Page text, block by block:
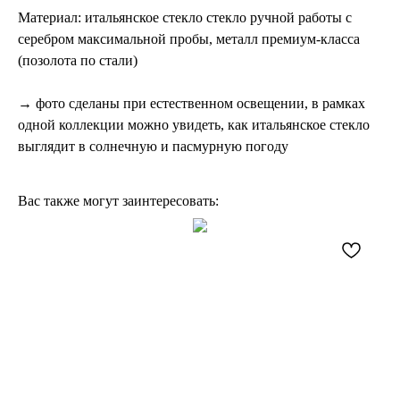
Материал: ​итальянское стекло стекло ручной работы с
серебром максимальной пробы, металл премиум-класса
(позолота по стали)
→ фото сделаны при естественном освещении, в рамках
одной коллекции можно увидеть, как итальянское стекло
выглядит в солнечную и пасмурную погоду
Вас также могут заинтересовать: